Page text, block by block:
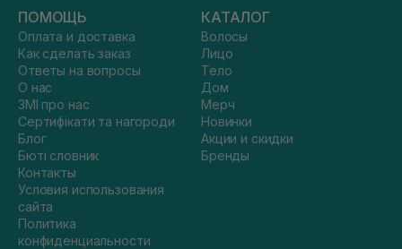
ПОМОЩЬ
Оплата и доставка
Как сделать заказ
Ответы на вопросы
О нас
ЗМІ про нас
Сертифікати та нагороди
Блог
Бюті словник
Контакты
Условия использования
сайта
Политика
конфиденциальности
КАТАЛОГ
Волосы
Лицо
Тело
Дом
Мерч
Новинки
Акции и скидки
Бренды